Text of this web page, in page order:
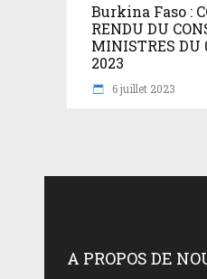
Burkina Faso :
RENDU DU
MINISTRES DU
2023
6 juillet 2023
A PROPOS DE